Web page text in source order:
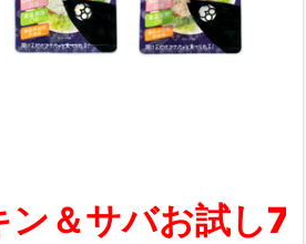
ン＆サバお試し7